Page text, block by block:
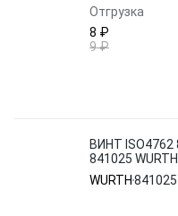
Отгрузка
8 ₽
9 ₽
ВИНТ ISO4762
841025 WURTH
WURTH 841025